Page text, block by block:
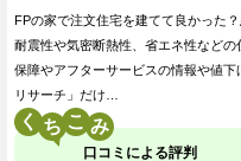
FPの家で注文住宅を建てて良かった
耐震性や気密断熱性、省エネ性などの
保障やアフターサービスの情報や値
リサーチ」だけ…
く こ
口コミによる評判